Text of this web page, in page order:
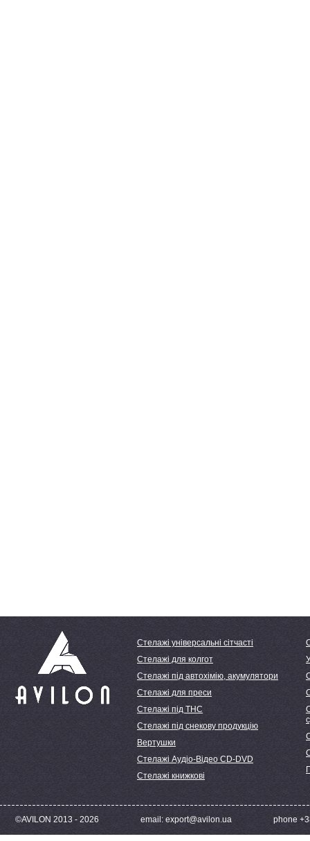
Стелажі універсальні сітчасті
Стелажі для колгот
Стелажі під автохімію, акумулятори
Стелажі для преси
Стелажі під ТНС
Стелажі під снекову продукцію
Вертушки
Стелажі Аудіо-Відео CD-DVD
Стелажі книжкові
©AVILON 2013 - 2026 email: export@avilon.ua phone